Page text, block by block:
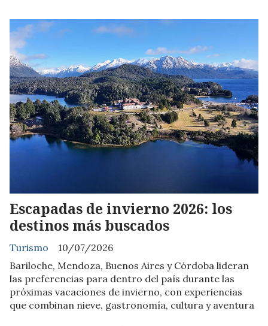
Escapadas de invierno 2026: los
destinos más buscados
Turismo
10/07/2026
Bariloche, Mendoza, Buenos Aires y Córdoba lideran
las preferencias para dentro del país durante las
próximas vacaciones de invierno, con experiencias
que combinan nieve, gastronomía, cultura y aventura